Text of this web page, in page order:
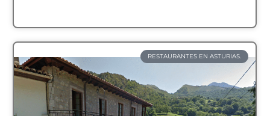
RESTAURANTES EN ASTURIAS.